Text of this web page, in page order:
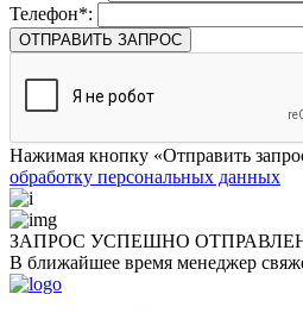
Телефон*:
ОТПРАВИТЬ ЗАПРОС
Нажимая кнопку «Отправить
обработку персональных данных
ЗАПРОС УСПЕШНО
В ближайшее время менеджер